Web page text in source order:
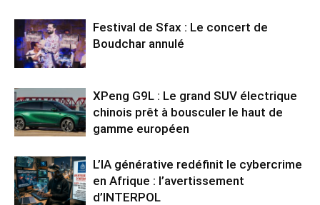
Festival de Sfax : Le concert de
Boudchar annulé
XPeng G9L : Le grand SUV électrique
chinois prêt à bousculer le haut de
gamme européen
L’IA générative redéfinit le cybercrime
en Afrique : l’avertissement
d’INTERPOL